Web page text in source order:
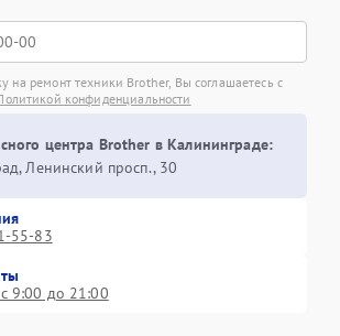
на ремонт техники Brother, Вы соглашаетесь с
конфиденциальности
центра Brother в Калининграде:
Ленинский просп., 30
55-83
9:00 до 21:00